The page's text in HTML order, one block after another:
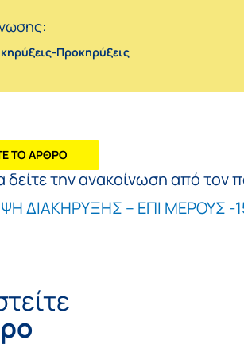
Προκηρύξεις
ΤΟ ΑΡΘΡΟ
δείτε την ανακοίνωση από τον
ΔΙΑΚΗΡΥΞΗΣ – ΕΠΙ ΜΕΡΟΥΣ -